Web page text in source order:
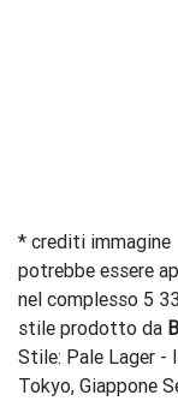
* crediti immagine
potrebbe essere
nel complesso 5
stile prodotto da
Stile: Pale Lager -
Tokyo, Giappone